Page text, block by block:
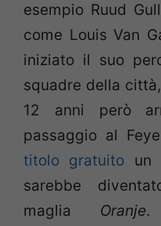
esempio Ruud
come Louis Van
iniziato il suo
squadre della
12 anni però
passaggio al
titolo gratuito un
sarebbe
maglia Oranje.